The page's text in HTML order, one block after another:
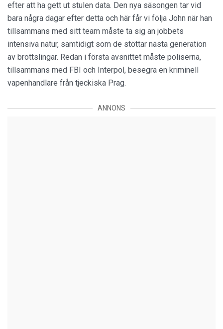
efter att ha gett ut stulen data. Den nya säsongen tar vid
bara några dagar efter detta och här får vi följa John när han
tillsammans med sitt team måste ta sig an jobbets
intensiva natur, samtidigt som de stöttar nästa generation
av brottslingar. Redan i första avsnittet måste poliserna,
tillsammans med FBI och Interpol, besegra en kriminell
vapenhandlare från tjeckiska Prag.
ANNONS